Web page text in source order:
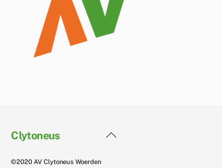
Back
Clytoneus
©2020 AV Clytoneus Woerden